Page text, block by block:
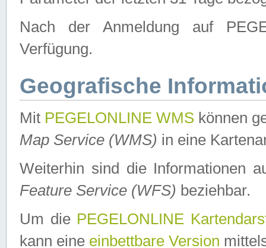
Nach der Anmeldung auf
Verfügung.
Geografische
Mit PEGELONLINE WMS können
Map Service (WMS) in eine
Weiterhin sind die Informationen
Feature Service (WFS) beziehbar.
Um die PEGELONLINE
kann eine einbettbare Version